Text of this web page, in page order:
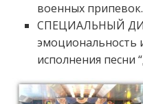
военных припевок.
СПЕЦИАЛЬНЫЙ
эмоциональность
исполнения песни